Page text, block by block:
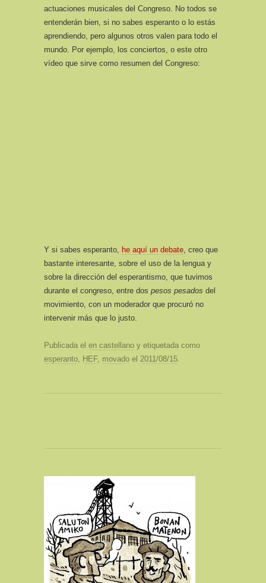
actuaciones musicales del Congreso. No todos se
entenderán bien, si no sabes esperanto o lo estás
aprendiendo, pero algunos otros valen para todo el
mundo. Por ejemplo, los conciertos, o este otro
vídeo que sirve como resumen del Congreso:
Y si sabes esperanto, he aquí un debate, creo que
bastante interesante, sobre el uso de la lengua y
sobre la dirección del esperantismo, que tuvimos
durante el congreso, entre dos pesos pesados del
movimiento, con un moderador que procuró no
intervenir más que lo justo.
Publicada el en castellano y etiquetada como
esperanto, HEF, movado el 2011/08/15.